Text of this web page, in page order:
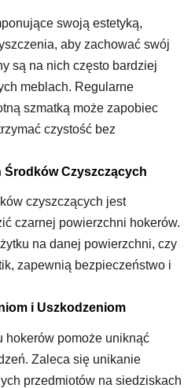
swoją estetyką,
aby zachować swój
są na nich często bardziej
meblach. Regularne
szmatką może zapobiec
czystość bez
Środków Czyszczących
czyszczących jest
czarnej powierzchni hokerów.
na danej powierzchni, czy
zapewnią bezpieczeństwo i
i Uszkodzeniom
hokerów pomoże uniknąć
Zaleca się unikanie
przedmiotów na siedziskach